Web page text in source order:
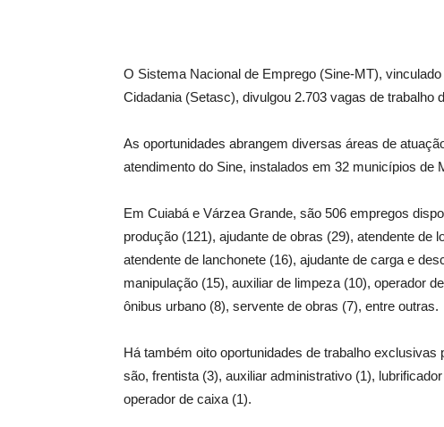
O Sistema Nacional de Emprego (Sine-MT),
Cidadania (Setasc), divulgou 2.703 vagas de
As oportunidades abrangem diversas áreas de
atendimento do Sine, instalados em 32 municípios de
Em Cuiabá e Várzea Grande, são 506 empregos
produção (121), ajudante de obras (29), atendente de
atendente de lanchonete (16), ajudante de carga e
manipulação (15), auxiliar de limpeza (10), operador
ônibus urbano (8), servente de obras (7), entre outras.
Há também oito oportunidades de trabalho
são, frentista (3), auxiliar administrativo (1),
operador de caixa (1).